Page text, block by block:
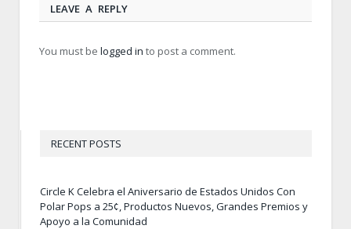
LEAVE A REPLY
You must be logged in to post a comment.
RECENT POSTS
Circle K Celebra el Aniversario de Estados Unidos Con
Polar Pops a 25¢, Productos Nuevos, Grandes Premios y
Apoyo a la Comunidad